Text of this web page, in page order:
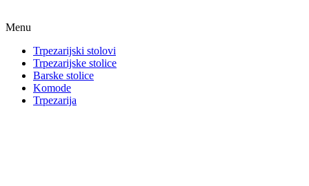
Menu
Trpezarijski stolovi
Trpezarijske stolice
Barske stolice
Komode
Trpezarija